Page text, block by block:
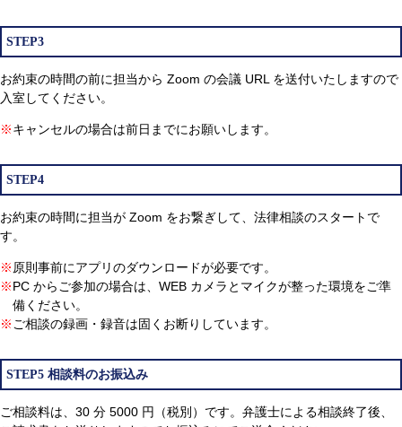
STEP3
お約束の時間の前に担当から Zoom の会議 URL を送付いたしますので
入室してください。
※キャンセルの場合は前日までにお願いします。
STEP4
お約束の時間に担当が Zoom をお繋ぎして、法律相談のスタートで
す。
※ 原則事前にアプリのダウンロードが必要です。
※PC からご参加の場合は、WEB カメラとマイクが整った環境をご準
備ください。
※ ご相談の録画・録音は固くお断りしています。
STEP5 相談料のお振込み
ご相談料は、30 分 5000 円（税別）です。弁護士による相談終了後、